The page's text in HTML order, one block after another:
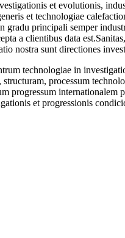
et evolutionis,
et technologiae
gradu principali semper
a clientibus data
nostra sunt directiones
technologiae in
processum
progressum internationalem
et progressionis